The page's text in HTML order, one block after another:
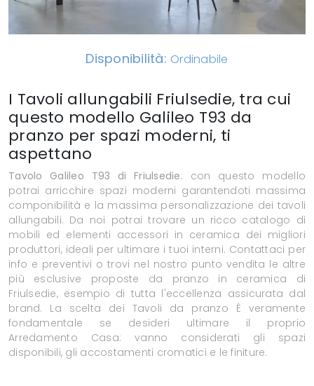
Disponibilità: Ordinabile
I Tavoli allungabili Friulsedie, tra cui
questo modello Galileo T93 da
pranzo per spazi moderni, ti
aspettano
Tavolo Galileo T93 di Friulsedie: con questo modello
potrai arricchire spazi moderni garantendoti massima
componibilità e la massima personalizzazione dei tavoli
allungabili. Da noi potrai trovare un ricco catalogo di
mobili ed elementi accessori in ceramica dei migliori
produttori, ideali per ultimare i tuoi interni. Contattaci per
info e preventivi o trovi nel nostro punto vendita le altre
più esclusive proposte da pranzo in ceramica di
Friulsedie, esempio di tutta l'eccellenza assicurata dal
brand. La scelta dei Tavoli da pranzo È veramente
fondamentale se desideri ultimare il proprio
Arredamento Casa: vanno considerati gli spazi
disponibili, gli accostamenti cromatici e le finiture.